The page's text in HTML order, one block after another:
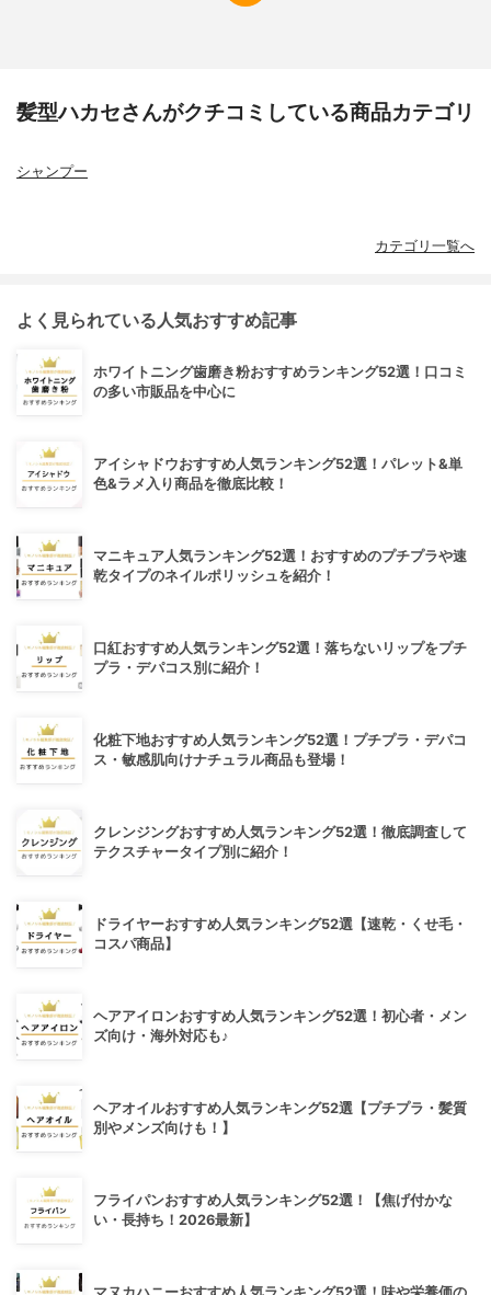
髪型ハカセさんがクチコミしている商品カテゴリ
シャンプー
カテゴリ一覧へ
よく見られている人気おすすめ記事
ホワイトニング歯磨き粉おすすめランキング52選！口コミ
の多い市販品を中心に
アイシャドウおすすめ人気ランキング52選！パレット&単
色&ラメ入り商品を徹底比較！
マニキュア人気ランキング52選！おすすめのプチプラや速
乾タイプのネイルポリッシュを紹介！
口紅おすすめ人気ランキング52選！落ちないリップをプチ
プラ・デパコス別に紹介！
化粧下地おすすめ人気ランキング52選！プチプラ・デパコ
ス・敏感肌向けナチュラル商品も登場！
クレンジングおすすめ人気ランキング52選！徹底調査して
テクスチャータイプ別に紹介！
ドライヤーおすすめ人気ランキング52選【速乾・くせ毛・
コスパ商品】
ヘアアイロンおすすめ人気ランキング52選！初心者・メン
ズ向け・海外対応も♪
ヘアオイルおすすめ人気ランキング52選【プチプラ・髪質
別やメンズ向けも！】
フライパンおすすめ人気ランキング52選！【焦げ付かな
い・長持ち！2026最新】